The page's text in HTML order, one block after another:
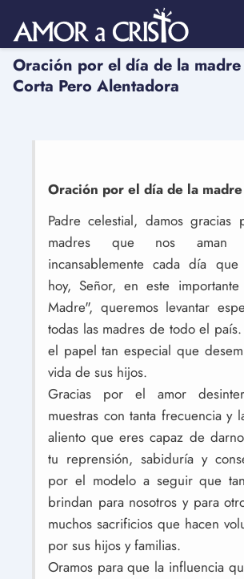
Oración por el día de la
Corta Pero Alentadora
Oración por el día de la madre
Padre celestial, damos gracias
madres que nos aman
incansablemente cada día
hoy, Señor, en este
Madre", queremos levantar
todas las madres de todo el
el papel tan especial que
vida de sus hijos.
Gracias por el amor
muestras con tanta frecuencia y
aliento que eres capaz de
tu reprensión, sabiduría y
por el modelo a seguir que
brindan para nosotros y para
muchos sacrificios que hacen
por sus hijos y familias.
Oramos para que la influencia